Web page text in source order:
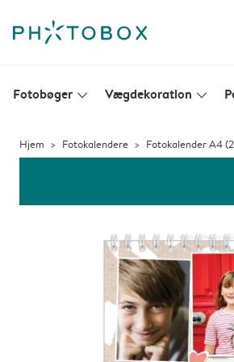
Fotobøger slim_arrow_down Vægdekoration slim_arrow_down
Hjem Fotokalendere Fotokalender A4